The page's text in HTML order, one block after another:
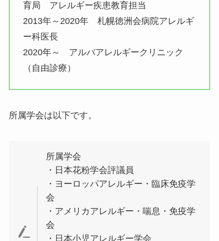
育局 アレルギー疾患教育担当
2013年～2020年 札幌徳洲会病院アレルギ
ー科医長
2020年～ アルバアレルギークリニック
（自由診療）
所属学会は以下です。
所属学会
・日本花粉学会評議員
・ヨーロッパアレルギー・臨床免疫学
会
・アメリカアレルギー・喘息・免疫学
会
・日本小児アレルギー学会